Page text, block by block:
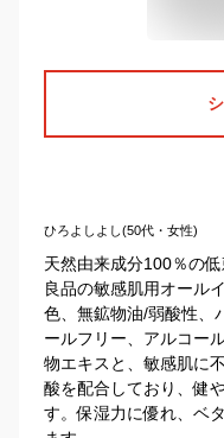
ひろよしよし(50代・女性)
天然由来成分100％の
良品の敏感肌用オール
色、無鉱物油/弱酸性、
ールフリー、アルコー
物エキスと、敏感肌に
酸を配合しており、健
す。保湿力に優れ、ベ